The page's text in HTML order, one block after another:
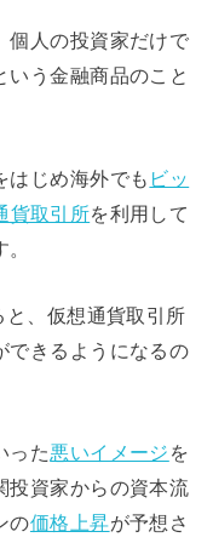
個人の投資家だけで
いう金融商品のこと
はじめ海外でも ビッ
貨取引所を利用して
、仮想通貨取引所
できるようになるの
った悪いイメージ を
投資家からの資本流
の価格上昇が予想さ